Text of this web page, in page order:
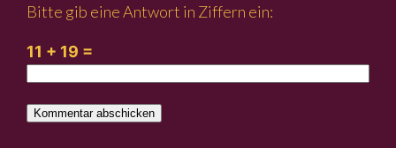
Bitte gib eine Antwort in Ziffern ein:
11 + 19 =